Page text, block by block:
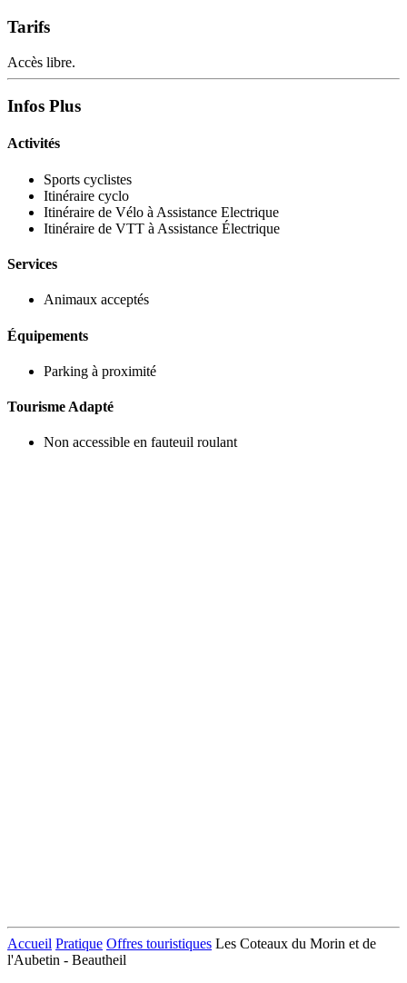
Tarifs
Accès libre.
Infos Plus
Activités
Sports cyclistes
Itinéraire cyclo
Itinéraire de Vélo à Assistance Electrique
Itinéraire de VTT à Assistance Électrique
Services
Animaux acceptés
Équipements
Parking à proximité
Tourisme Adapté
Non accessible en fauteuil roulant
Accueil Pratique Offres touristiques Les Coteaux du Morin et de
l'Aubetin - Beautheil